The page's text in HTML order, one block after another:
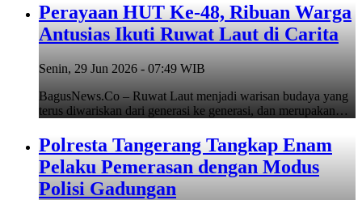
Perayaan HUT Ke-48, Ribuan Warga
Antusias Ikuti Ruwat Laut di Carita
Senin, 29 Jun 2026 - 07:49 WIB
BagusNews.Co – Ruwat Laut menjadi warisan budaya yang
terus diwariskan dari generasi ke generasi, dan merupakan…
Polresta Tangerang Tangkap Enam
Pelaku Pemerasan dengan Modus
Polisi Gadungan